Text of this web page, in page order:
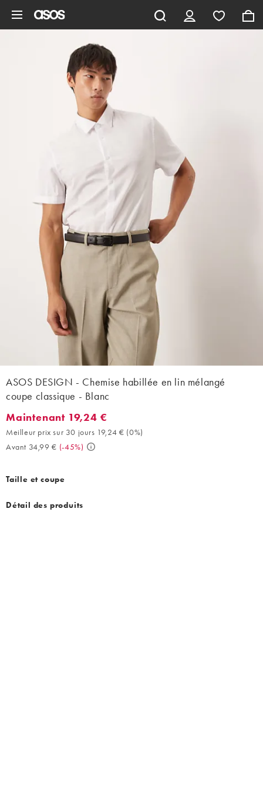
ASOS DESIGN - Chemise habillée en lin mélangé
coupe classique - Blanc
Maintenant 19,24 €. Meilleur prix sur 30 jours 19,24 € (0%).
Maintenant 19,24 €
Meilleur prix sur 30 jours 19,24 € (0%)
Avant 34,99 € (-45%)
Taille et coupe
Détail des produits